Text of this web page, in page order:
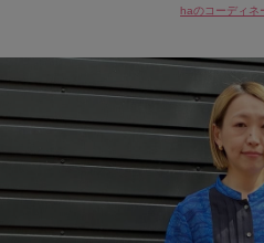
haのコーディネ